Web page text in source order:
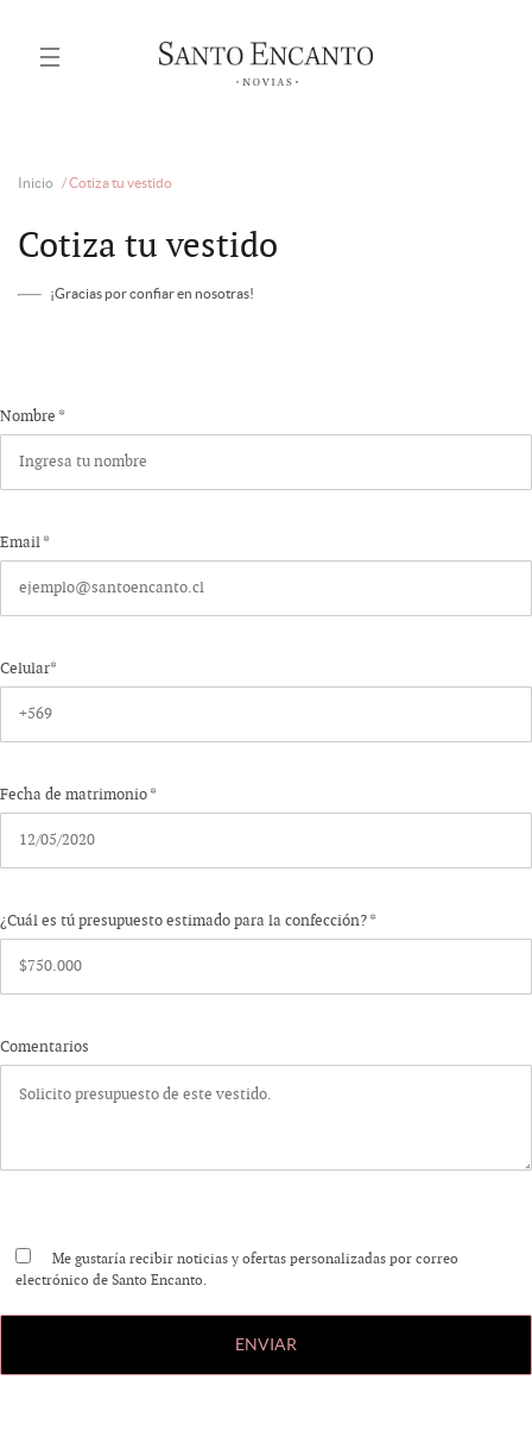
Inicio /Cotiza tu vestido
Cotiza tu vestido
¡Gracias por confiar en nosotras!
Nombre *
Email *
Celular*
Fecha de matrimonio *
¿Cuál es tú presupuesto estimado para la confección? *
Comentarios
Me gustaría recibir noticias y ofertas personalizadas por correo
electrónico de Santo Encanto.